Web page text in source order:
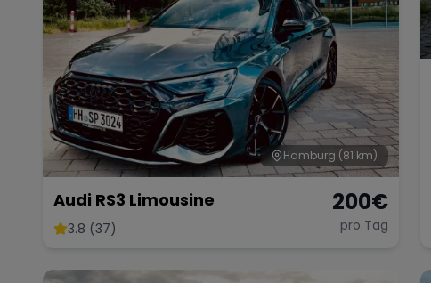
Hamburg (81 km)
Audi RS3 Limousine
3.8 (37)
200€
pro Tag